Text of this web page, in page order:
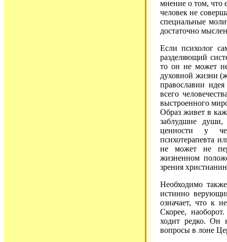
мнение о том, что
человек не
специальные
достаточно
Если психолог
разделяющий
то он не может
духовной жизни
православии
всего
выстроенного
Образ живет в
заблудшие
ценности у
психотерапевта
не может не
жизненном
зрения
Необходимо
истинно
означает, что к
Скорее,
ходит редко. Он
вопросы в лоне